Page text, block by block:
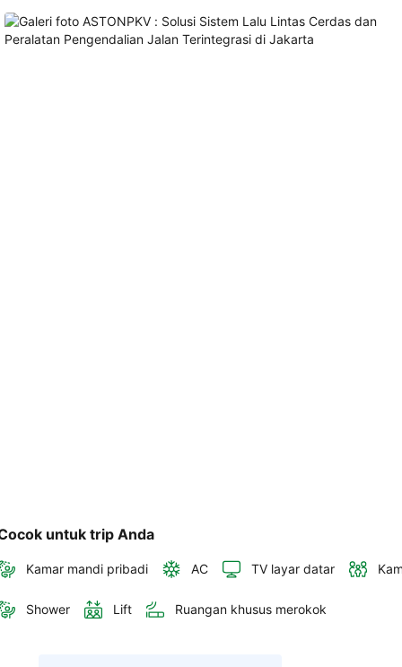
memesan,
semua
untuk trip Anda
Kamar mandi pribadi AC TV layar datar
Shower Lift Ruangan khusus merokok